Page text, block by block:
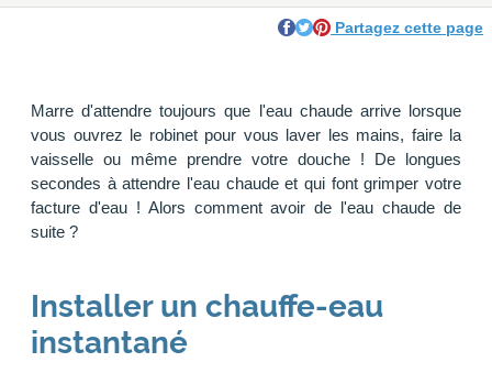
Partagez cette page
Marre d'attendre toujours que l'eau chaude arrive lorsque
vous ouvrez le robinet pour vous laver les mains, faire la
vaisselle ou même prendre votre douche ! De longues
secondes à attendre l'eau chaude et qui font grimper votre
facture d'eau ! Alors comment avoir de l'eau chaude de
suite ?
Installer un chauffe-eau
instantané